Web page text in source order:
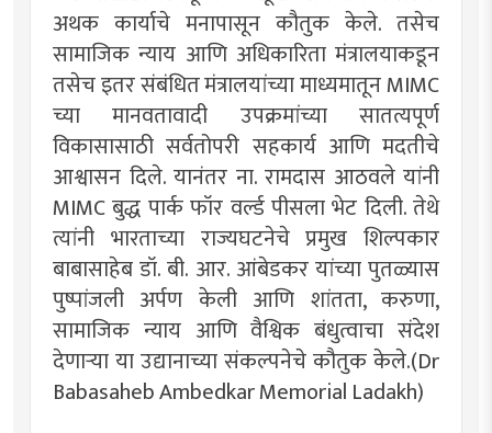
अथक कार्याचे मनापासून कौतुक केले. तसेच
सामाजिक न्याय आणि अधिकारिता मंत्रालयाकडून
तसेच इतर संबंधित मंत्रालयांच्या माध्यमातून MIMC
च्या मानवतावादी उपक्रमांच्या सातत्यपूर्ण
विकासासाठी सर्वतोपरी सहकार्य आणि मदतीचे
आश्वासन दिले. यानंतर ना. रामदास आठवले यांनी
MIMC बुद्ध पार्क फॉर वर्ल्ड पीसला भेट दिली. तेथे
त्यांनी भारताच्या राज्यघटनेचे प्रमुख शिल्पकार
बाबासाहेब डॉ. बी. आर. आंबेडकर यांच्या पुतळ्यास
पुष्पांजली अर्पण केली आणि शांतता, करुणा,
सामाजिक न्याय आणि वैश्विक बंधुत्वाचा संदेश
देणाऱ्या या उद्यानाच्या संकल्पनेचे कौतुक केले.(Dr
Babasaheb Ambedkar Memorial Ladakh)